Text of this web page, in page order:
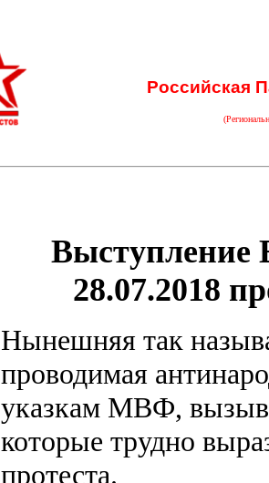
Российская
Выступление
28.07.2018
Нынешняя так
проводимая
указкам МВФ,
которые трудно
протеста.